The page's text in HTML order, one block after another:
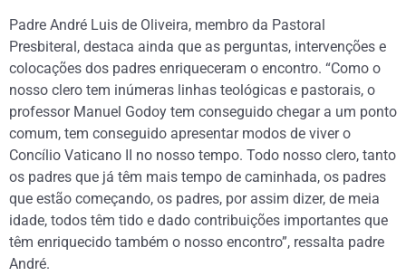
Padre André Luis de Oliveira, membro da Pastoral
Presbiteral, destaca ainda que as perguntas, intervenções e
colocações dos padres enriqueceram o encontro. “Como o
nosso clero tem inúmeras linhas teológicas e pastorais, o
professor Manuel Godoy tem conseguido chegar a um ponto
comum, tem conseguido apresentar modos de viver o
Concílio Vaticano II no nosso tempo. Todo nosso clero, tanto
os padres que já têm mais tempo de caminhada, os padres
que estão começando, os padres, por assim dizer, de meia
idade, todos têm tido e dado contribuições importantes que
têm enriquecido também o nosso encontro”, ressalta padre
André.